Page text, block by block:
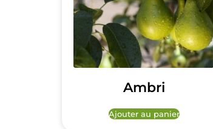
Ambri
Ajouter au panier